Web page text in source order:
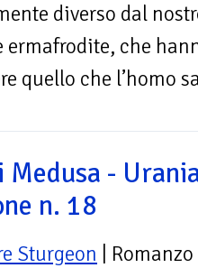
diverso dal
che
quello che l’homo
Medusa -
n. 18
Sturgeon | Romanzo